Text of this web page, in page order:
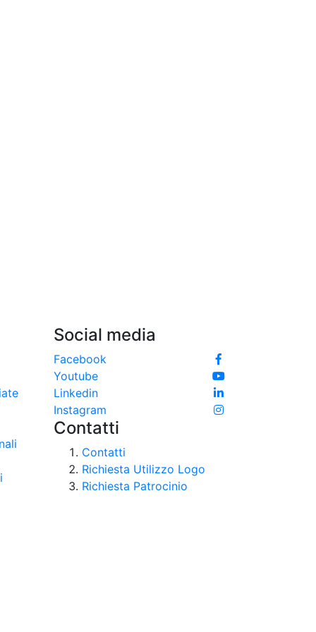
Social media
Facebook
Youtube
Linkedin
Instagram
Contatti
Contatti
Richiesta Utilizzo Logo
Richiesta Patrocinio